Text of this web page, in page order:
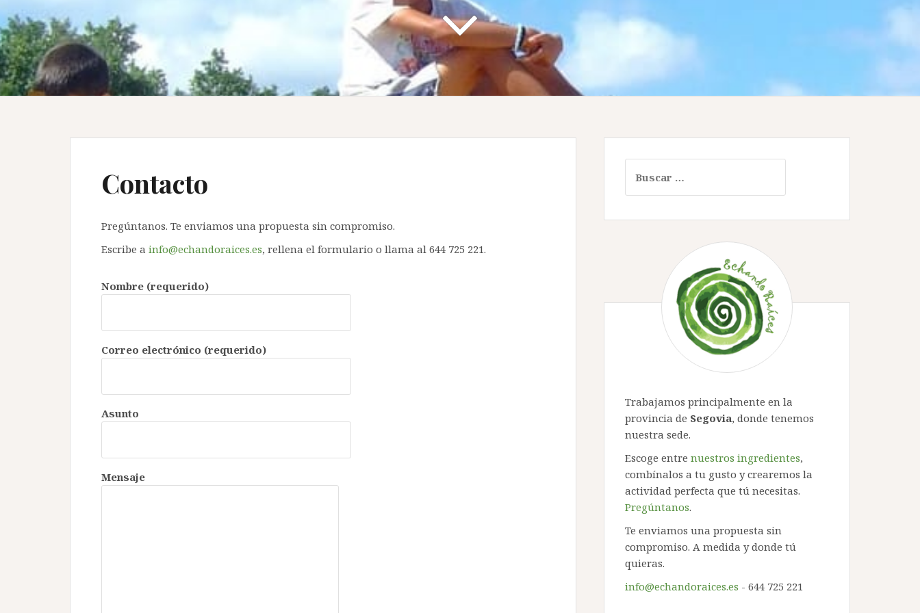
Contacto
Pregúntanos. Te enviamos una propuesta sin compromiso.
Escribe a info@echandoraices.es, rellena el formulario o llama al 644 725 221.
Nombre (requerido)
Correo electrónico (requerido)
Asunto
Mensaje
Trabajamos principalmente en la
provincia de Segovia, donde tenemos
nuestra sede.
Escoge entre nuestros ingredientes,
combínalos a tu gusto y crearemos la
actividad perfecta que tú necesitas.
Pregúntanos.
Te enviamos una propuesta sin
compromiso. A medida y donde tú
quieras.
info@echandoraices.es - 644 725 221